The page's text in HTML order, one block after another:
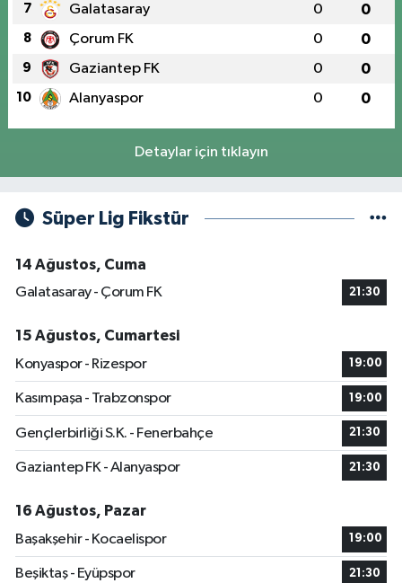
7 Galatasaray 0 0
8 Çorum FK 0 0
9 Gaziantep FK 0 0
10 Alanyaspor 0 0
Detaylar için tıklayın
Süper Lig Fikstür
14 Ağustos, Cuma
Galatasaray - Çorum FK
21:30
15 Ağustos, Cumartesi
Konyaspor - Rizespor
19:00
Kasımpaşa - Trabzonspor 19:00
Gençlerbirliği S.K. - Fenerbahçe 21:30
Gaziantep FK - Alanyaspor 21:30
16 Ağustos, Pazar
Başakşehir - Kocaelispor
19:00
Beşiktaş - Eyüpspor 21:30